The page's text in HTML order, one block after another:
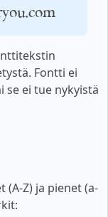
Fontti ei
ei tue nykyistä
Z) ja pienet (a-